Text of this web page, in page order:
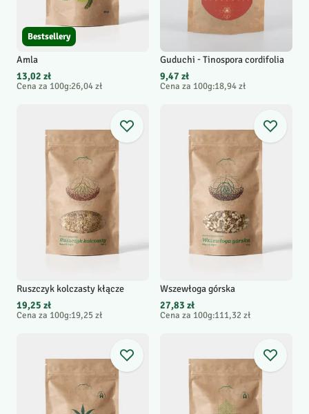
Bestsellery
Amla
13,02 zł
Cena za 100g:26,04 zł
Guduchi - Tinospora cordifolia
9,47 zł
Cena za 100g:18,94 zł
Ruszczyk kolczasty kłącze
19,25 zł
Cena za 100g:19,25 zł
Wszewłoga górska
27,83 zł
Cena za 100g:111,32 zł